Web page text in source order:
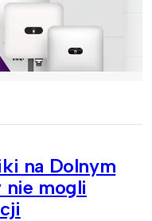
na Dolnym
nie mogli